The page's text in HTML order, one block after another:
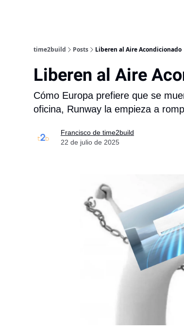
time2build Posts Liberen al Aire Acondicionado
Liberen al Aire
Cómo Europa prefiere que se
oficina, Runway la empieza a
Francisco de time2build
22 de julio de 2025